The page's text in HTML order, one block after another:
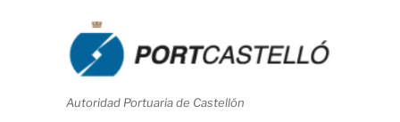
Autoridad Portuaria de Castellón